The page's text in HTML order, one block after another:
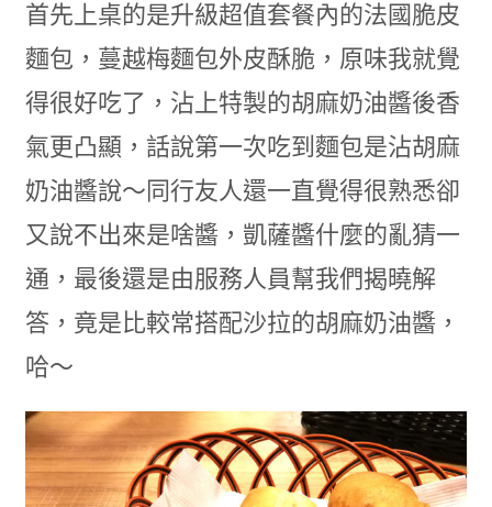
首先上桌的是升級超值套餐內的法國脆皮
麵包，蔓越梅麵包外皮酥脆，原味我就覺
得很好吃了，沾上特製的胡麻奶油醬後香
氣更凸顯，話說第一次吃到麵包是沾胡麻
奶油醬說～同行友人還一直覺得很熟悉卻
又說不出來是啥醬，凱薩醬什麼的亂猜一
通，最後還是由服務人員幫我們揭曉解
答，竟是比較常搭配沙拉的胡麻奶油醬，
哈～